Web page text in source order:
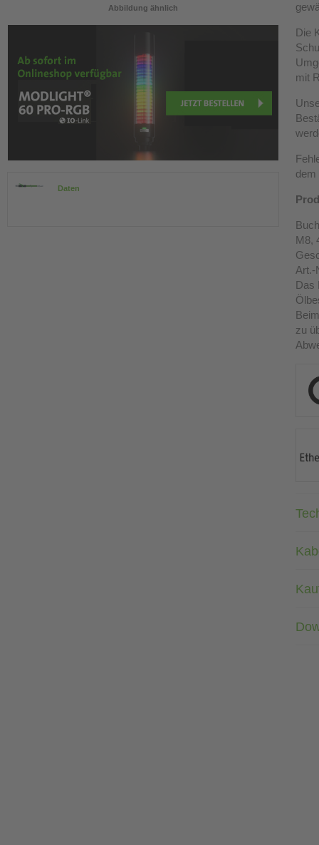
Abbildung ähnlich
Daten
Die
mit
M8,
Art.-
Das
zu